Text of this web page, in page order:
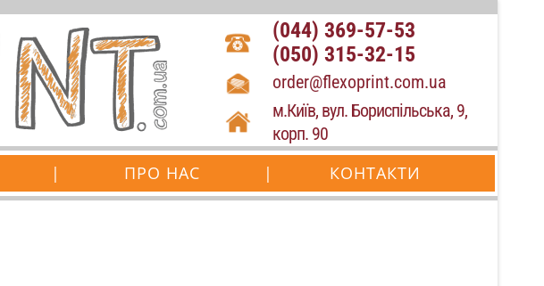
(044) 369-57-53
(050) 315-32-15
order@flexoprint.com.ua
м.Київ, вул. Бориспільська, 9,
корп. 90
| ПРО НАС | КОНТАКТИ